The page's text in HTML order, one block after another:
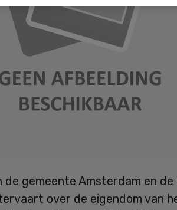
gemeente Amsterdam en
over de eigendom van